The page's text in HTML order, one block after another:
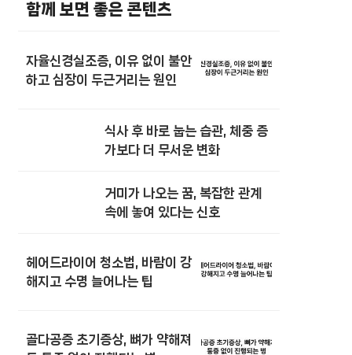
함께 보면 좋은 콘텐츠
자율신경실조증, 이유 없이 불안
하고 심장이 두근거리는 원인
식사 후 바로 눕는 습관, 체중 증
가보다 더 무서운 변화
거미가 나오는 꿈, 복잡한 관계
속에 놓여 있다는 신호
헤어드라이어 청소법, 바람이 강
해지고 수명 늘어나는 팁
골다공증 초기증상, 뼈가 약해져